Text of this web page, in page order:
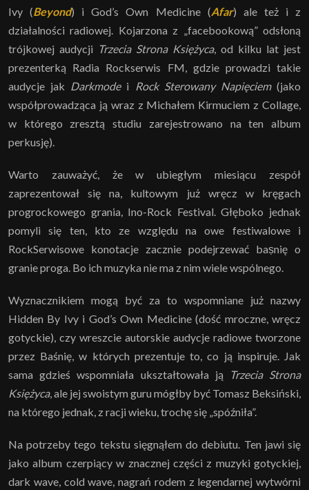
Ivy (Beyond) i God’s Own Medicine (Afar) ale też i z
działalności radiowej. Kojarzona z „facebookową” odsłoną
trójkowej audycji Trzecia Strona Księżyca, od kilku lat jest
prezenterką Radia Rockserwis FM, gdzie prowadzi takie
audycje jak Darkmodei Rock Sterowany Napięciem(jako
współprowadząca ją wraz z Michałem Kirmuciem z Collage,
w którego zresztą studiu zarejestrowano na ten album
perkusję).
Warto zauważyć, że w ubiegłym miesiącu zespół
zaprezentował się na, kultowym już wręcz w kręgach
progrockowego grania, Ino-Rock Festival. Głęboko jednak
pomyli się ten, kto ze względu na owe festiwalowe i
RockSerwisowe konotacje zacznie podejrzewać baṣnię o
granie proga. Bo ich muzyka nie ma z nim wiele wspólnego.
Wyznacznikiem mogą być za to wspomniane już nazwy
Hidden By Ivy i God’s Own Medicine (dość mroczne, wręcz
gotyckie), czy wreszcie autorskie audycje radiowe tworzone
przez Baśnię, w których prezentuje to, co ją inspiruje. Jak
sama gdzieś wspomniała ukształtowała ją
Trzecia Strona
Księżyca, ale jej swoistym guru mógłby być Tomasz Beksiński,
na którego jednak, z racji wieku, trochę się „spóźniła”.
Na potrzeby tego tekstu sięgnąłem do debiutu. Ten jawi się
jako album czerpiący w znacznej części z muzyki gotyckiej,
dark wave, cold wave, nagrań rodem z legendarnej wytwórni